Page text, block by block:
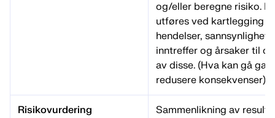
og/eller beregne risiko.
utføres ved kartlegging
hendelser,
inntreffer og årsaker til
av disse. (Hva kan gå
redusere konsekvenser).
Risikovurdering
Sammenlikning av